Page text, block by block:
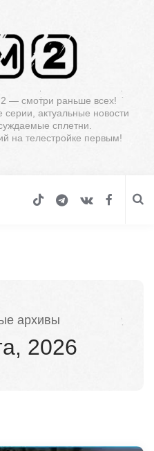
— смотри раньше всех!
актуальные новости
сплетни.
на телестройке первым!
архивы
2026